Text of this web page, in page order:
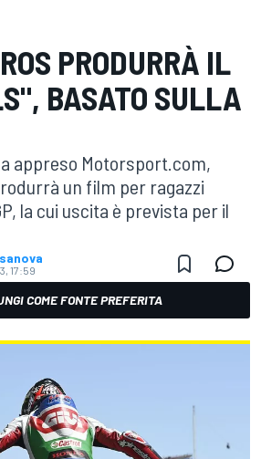
PRODURRÀ IL
BASATO SULLA
appreso Motorsport.com,
un film per ragazzi
la cui uscita è prevista per il
17:59
COME FONTE PREFERITA